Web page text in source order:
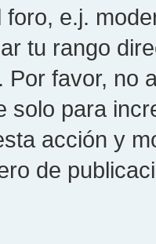
foro, e.j.
tu rango
Por favor, no
solo para
acción y
de